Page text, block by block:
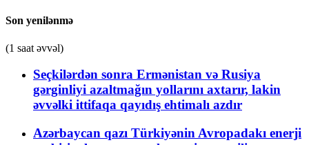
Son yenilənmə
(1 saat əvvəl)
Seçkilərdən sonra Ermənistan və Rusiya
gərginliyi azaltmağın yollarını axtarır, lakin
əvvəlki ittifaqa qayıdış ehtimalı azdır
Azərbaycan qazı Türkiyənin Avropadakı enerji